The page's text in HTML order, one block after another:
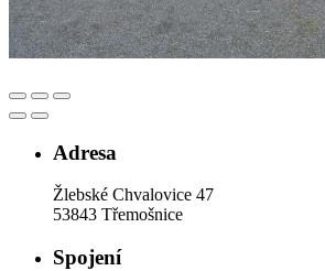
Adresa
Žlebské Chvalovice 47
53843 Třemošnice
Spojení